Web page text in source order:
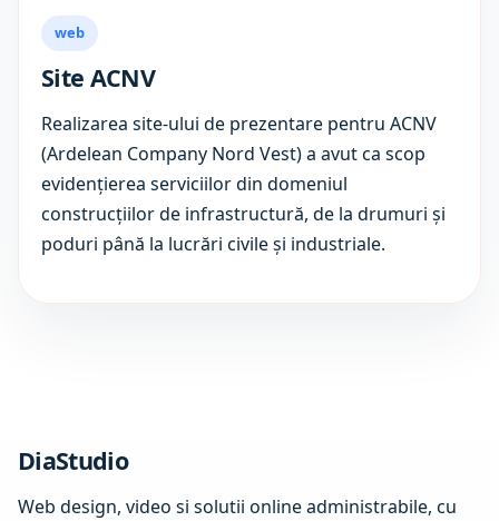
web
Site ACNV
Realizarea site-ului de prezentare pentru ACNV
(Ardelean Company Nord Vest) a avut ca scop
evidențierea serviciilor din domeniul
construcțiilor de infrastructură, de la drumuri și
poduri până la lucrări civile și industriale.
DiaStudio
Web design, video si solutii online administrabile, cu